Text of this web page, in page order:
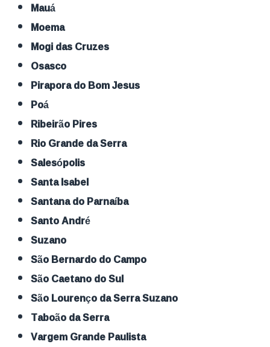
Mauá
Moema
Mogi das Cruzes
Osasco
Pirapora do Bom Jesus
Poá
Ribeirão Pires
Rio Grande da Serra
Salesópolis
Santa Isabel
Santana do Parnaíba
Santo André
Suzano
São Bernardo do Campo
São Caetano do Sul
São Lourenço da Serra Suzano
Taboão da Serra
Vargem Grande Paulista